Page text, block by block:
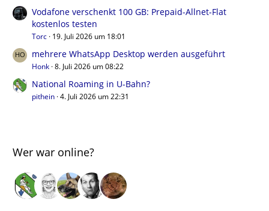
Vodafone verschenkt 100 GB: Prepaid-Allnet-Flat
kostenlos testen
Torc 19. Juli 2026 um 18:01
mehrere WhatsApp Desktop werden ausgeführt
Honk 8. Juli 2026 um 08:22
National Roaming in U-Bahn?
pithein 4. Juli 2026 um 22:31
Wer war online?